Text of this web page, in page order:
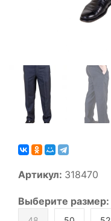
Артикул: 318470
Выберите размер: